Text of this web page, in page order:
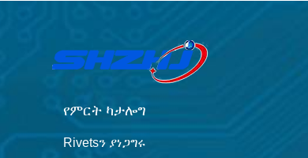
የምርት ካታሎግ
Rivetsን ያነጋግሩ